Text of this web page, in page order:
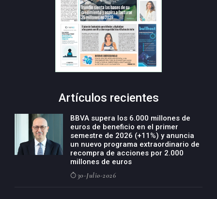
Artículos recientes
BBVA supera los 6.000 millones de
euros de beneficio en el primer
semestre de 2026 (+11%) y anuncia
un nuevo programa extraordinario de
recompra de acciones por 2.000
millones de euros
30-Julio-2026